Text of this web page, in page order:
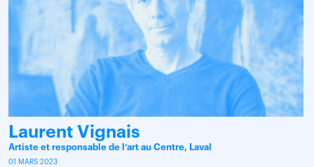
Laurent Vignais
Artiste et responsable de l’art au Centre, Laval
01 MARS 2023